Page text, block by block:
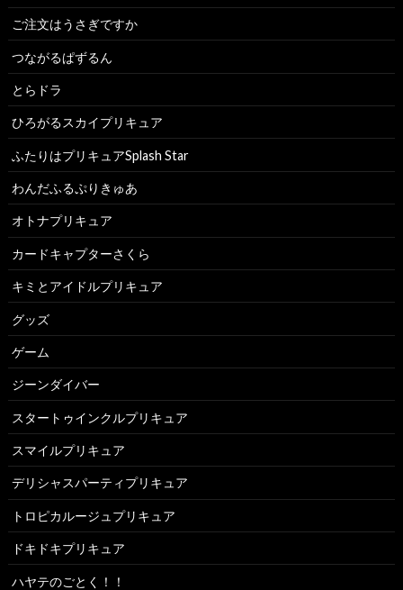
ご注文はうさぎですか
つながるぱずるん
とらドラ
ひろがるスカイプリキュア
ふたりはプリキュアSplash Star
わんだふるぷりきゅあ
オトナプリキュア
カードキャプターさくら
キミとアイドルプリキュア
グッズ
ゲーム
ジーンダイバー
スタートゥインクルプリキュア
スマイルプリキュア
デリシャスパーティプリキュア
トロピカルージュプリキュア
ドキドキプリキュア
ハヤテのごとく！！